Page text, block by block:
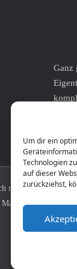
Um dir ein
Technologien
auf dieser
zurückziehst,
Ganz
Wir
nicht.
Marke.